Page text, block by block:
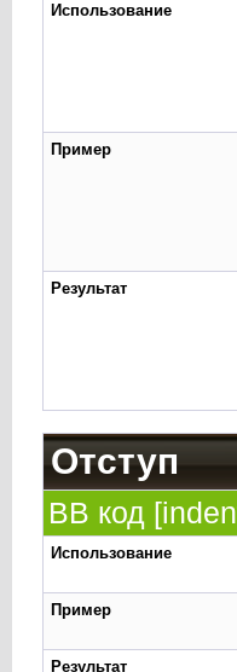
Использование
Пример
Результат
Отступ
BB код
Использование
Пример
Результат